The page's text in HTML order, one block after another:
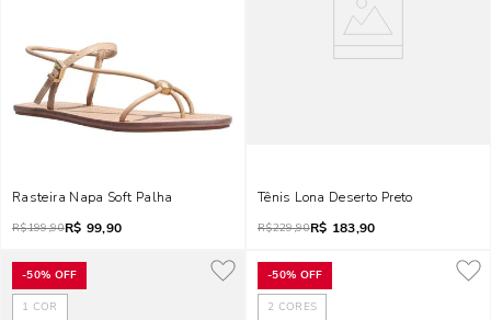
Rasteira Napa Soft Palha
R$199,90R$ 99,90
Tênis Lona Deserto Preto
R$229,90R$ 183,90
-50% OFF
1 COR
-50% OFF
2 CORES